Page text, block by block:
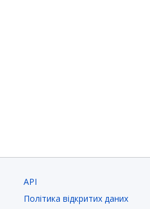
API
Політика відкритих даних